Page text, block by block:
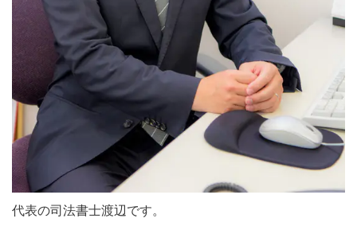
代表の司法書士渡辺です。